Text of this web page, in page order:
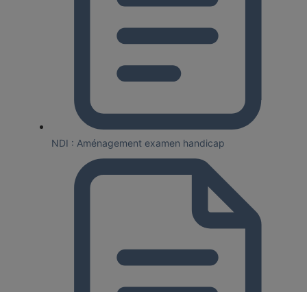
NDI : Aménagement examen handicap